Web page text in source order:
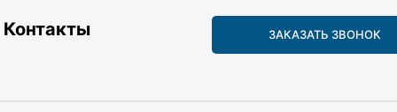
Контакты ЗАКАЗАТЬ ЗВОНОК